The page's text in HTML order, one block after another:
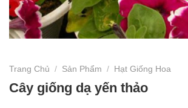
Trang Chủ / Sản Phẩm / Hạt Giống Hoa
Cây giống dạ yến thảo